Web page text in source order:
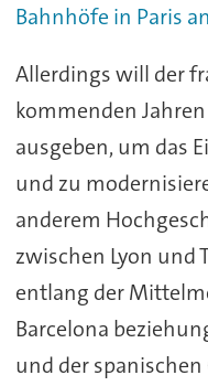
Bahnhöfe in Paris
Allerdings will der
kommenden
ausgeben, um das
und zu
anderem
zwischen Lyon und
entlang der
Barcelona
und der